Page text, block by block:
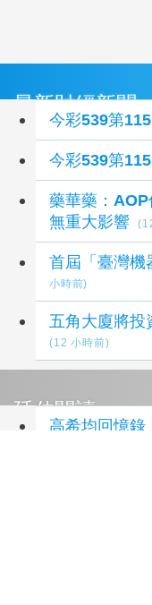
最新財經新聞
今彩539第
今彩539第
藥華藥：
無重大影響
小時前)
五角大廈將
(12 小時前)
延伸閱讀
高希均回憶錄